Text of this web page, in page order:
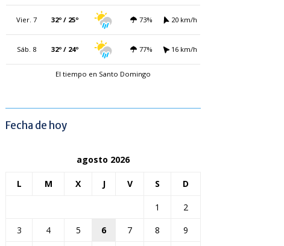
Vier. 7 32º / 25º 73% 20 km/h
Sáb. 8 32º / 24º 77% 16 km/h
El tiempo en Santo Domingo
Fecha de hoy
agosto 2026
L M X J V S D
1
2
3
4 5 6 7 8
9